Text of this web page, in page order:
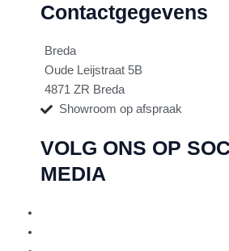
Contactgegevens
Breda
Oude Leijstraat 5B
4871 ZR Breda
Showroom op afspraak
VOLG ONS OP
MEDIA